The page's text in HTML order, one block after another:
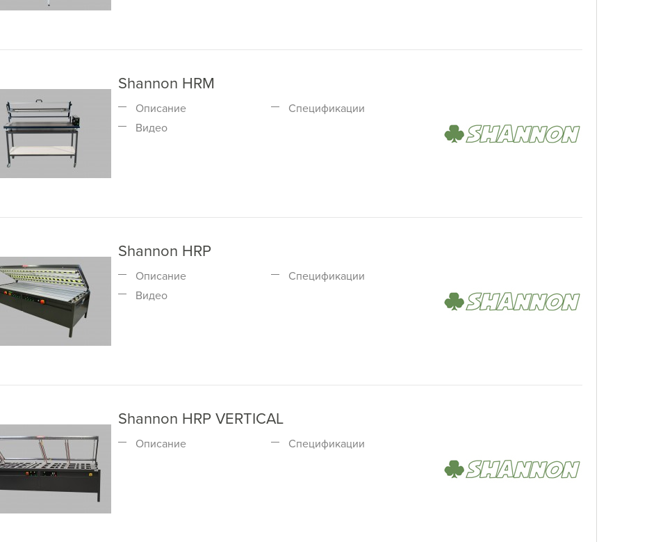
Shannon HRM
Описание
Спецификации
Видео
Shannon HRP
Описание
Спецификации
Видео
Shannon HRP VERTICAL
Описание Спецификации